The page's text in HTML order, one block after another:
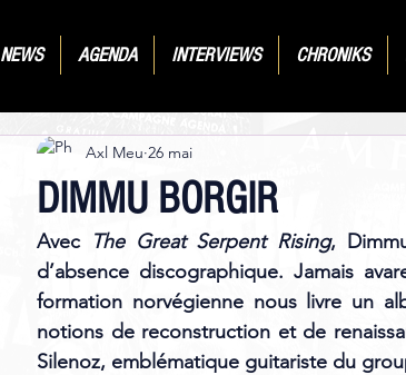
NEWS AGENDA INTERVIEWS CHRONIKS
DIMMU BORGIR
Axl Meu 26 mai
Avec The Great Serpent Rising,
d’absence discographique. Jamais
formation norvégienne nous livre un
notions de reconstruction et de
Silenoz, emblématique guitariste du